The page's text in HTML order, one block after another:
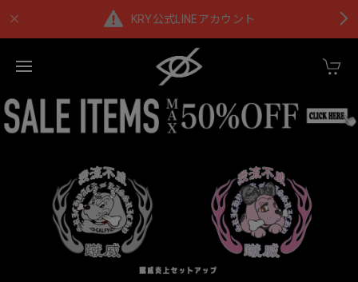
KRY公式LINEアカウント